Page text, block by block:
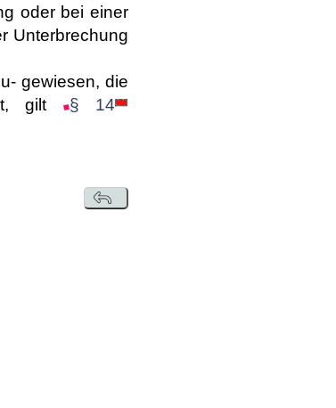
oder bei einer
Unterbrechung
gewiesen, die
gilt
§ 14